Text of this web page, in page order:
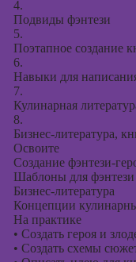
4.
Подвиды фэнтези
5.
Поэтапное создание
6.
Навыки для
7.
Кулинарная
8.
Бизнес-литература,
Освоите
Создание фэнтези-
Шаблоны для фэнтези
Бизнес-литература
Концепции
На практике
• Создать героя и
• Создать схемы